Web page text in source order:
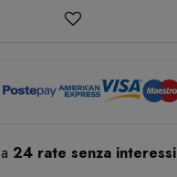
24 rate senza interessi